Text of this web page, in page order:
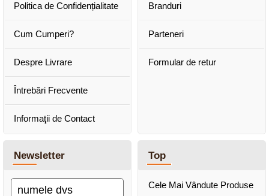
Politica de Confidențialitate
Cum Cumperi?
Despre Livrare
Întrebări Frecvente
Informaţii de Contact
Branduri
Parteneri
Formular de retur
Newsletter Top
Cele Mai Vândute Produse